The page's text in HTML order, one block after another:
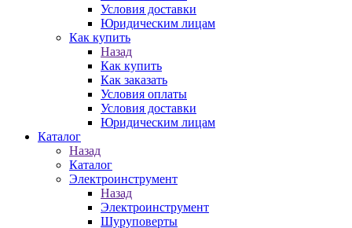
Условия доставки
Юридическим лицам
Как купить
Назад
Как купить
Как заказать
Условия оплаты
Условия доставки
Юридическим лицам
Каталог
Назад
Каталог
Электроинструмент
Назад
Электроинструмент
Шуруповерты